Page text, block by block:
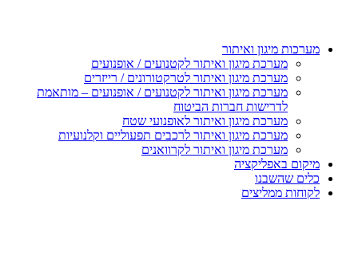
מערכות מיגון ואיתור
מערכת מיגון ואיתור לקטנועים / אופנועים
מערכת מיגון ואיתור לטרקטורונים / רייזרים
מערכת מיגון ואיתור לקטנועים / אופנועים – מותאמת
לדרישות חברות הביטוח
מערכת מיגון ואיתור לאופנועי שטח
מערכת מיגון ואיתור לרכבים תפעוליים וקלנועיות
מערכת מיגון ואיתור לקרוואנים
מיקום באפליקציה
כלים שהשבנו
לקוחות ממליצים